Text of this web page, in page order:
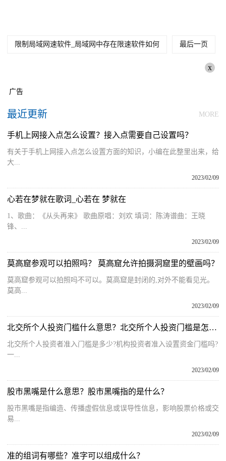
限制局域网速软件_局域网中存在限速软件如何 最后一页
x
广告
最近更新 MORE
手机上网接入点怎么设置？接入点需要自己设置吗？
有关于手机上网接入点怎么设置方面的知识，小编在此整里出来，给
大...
2023/02/09
心若在梦就在歌词_心若在 梦就在
1、歌曲：《从头再来》 歌曲原唱：刘欢 填词：陈涛谱曲：王晓
锋、...
2023/02/09
莫高窟参观可以拍照吗？ 莫高窟允许拍摄洞窟里的壁画吗？
莫高窟参观可以拍照吗不可以。莫高窟是封闭的,对外不能看见光。
莫高...
2023/02/09
北交所个人投资门槛什么意思？北交所个人投资门槛是怎么办理？
北交所个人投资者准入门槛是多少?机构投资者准入设置资金门槛吗?
一...
2023/02/09
股市黑嘴是什么意思？股市黑嘴指的是什么？
股市黑嘴是指编造、传播虚假信息或误导性信息，影响股票价格或交
易...
2023/02/09
准的组词有哪些？准字可以组成什么？